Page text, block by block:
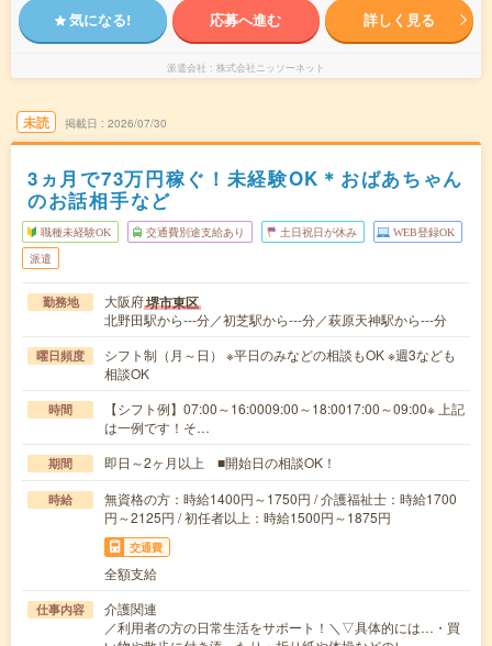
気になる! 応募へ進む 詳しく見る
派遣会社 株式会社ニッソーネット
未読 掲載日 2026/07/30
3ヵ月で73万円稼ぐ！未経験OK＊おばあちゃん
のお話相手など
職種未経験OK 交通費別途支給あり 土日祝日が休み WEB登録OK
派遣
勤務地 大阪府堺市東区
北野田駅から---分／初芝駅から---分／萩原天神駅から---分
曜日頻度
シフト制（月～日） ※平日のみなどの相談もOK ※週3なども
相談OK
時間
【シフト例】07:00～16:0009:00～18:0017:00～09:00※ 上記
は一例です！そ…
期間 即日～2ヶ月以上 ■開始日の相談OK！
時給
無資格の方：時給1400円～1750円 / 介護福祉士：時給1700
円～2125円 / 初任者以上：時給1500円～1875円
交通費
全額支給
仕事内容
介護関連
／利用者の方の日常生活をサポート！＼▽具体的には…・買